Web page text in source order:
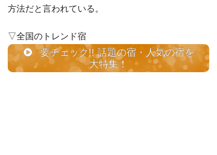
方法だと言われている。
▽全国のトレンド宿
要チェック!! 話題の宿・人気の宿を
大特集！